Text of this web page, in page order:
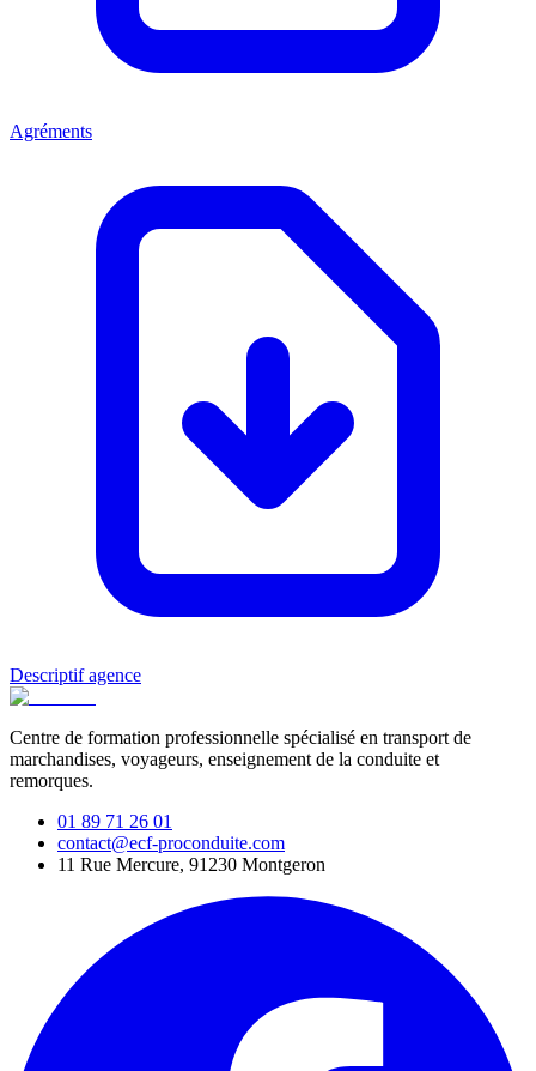
Agréments
Descriptif agence
Centre de formation professionnelle spécialisé en transport de
marchandises, voyageurs, enseignement de la conduite et
remorques.
01 89 71 26 01
contact@ecf-proconduite.com
11 Rue Mercure, 91230 Montgeron